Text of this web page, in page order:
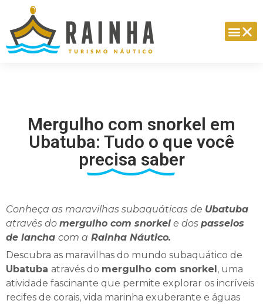
Mergulho com snorkel em
Ubatuba: Tudo o que você
precisa saber
Conheça as maravilhas subaquáticas de Ubatuba
através do mergulho com snorkel e dos passeios
de lancha com a Rainha Náutico.
Descubra as maravilhas do mundo subaquático de
Ubatuba através do mergulho com snorkel , uma
atividade fascinante que permite explorar os incríveis
recifes de corais, vida marinha exuberante e águas